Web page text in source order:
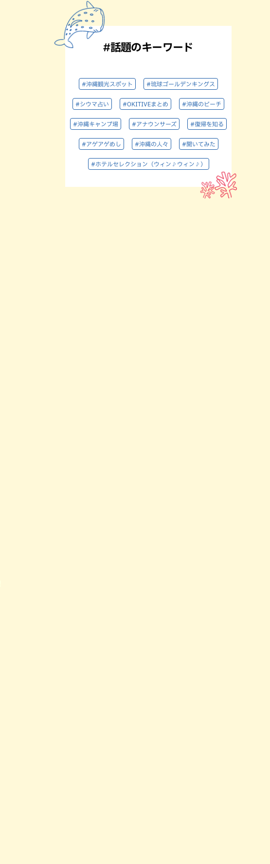
#話題のキーワード
#沖縄観光スポット #琉球ゴールデンキングス
#シウマ占い #OKITIVEまとめ #沖縄のビーチ
#沖縄キャンプ場 #アナウンサーズ #復帰を知る
#アゲアゲめし #沖縄の人々 #聞いてみた
#ホテルセレクション（ウィン♪ウィン♪）